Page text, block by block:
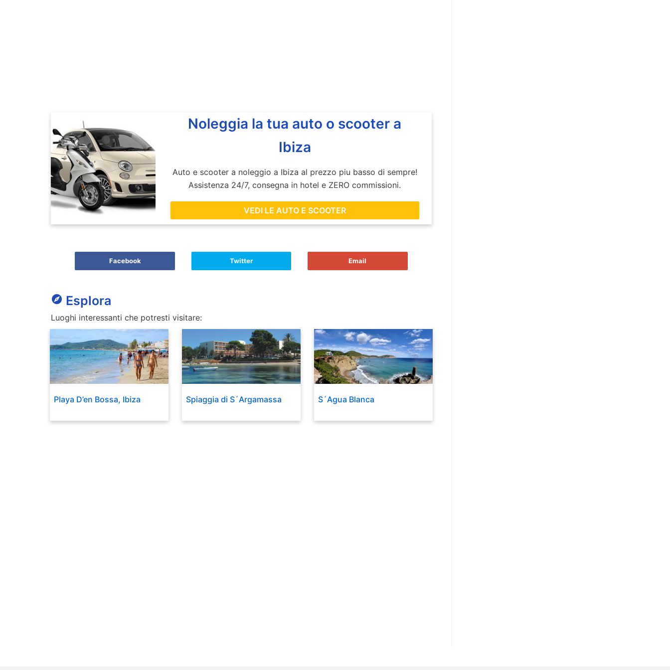
Noleggia la tua auto o scooter a
Ibiza
Auto e scooter a noleggio a Ibiza al prezzo piu basso di sempre!
Assistenza 24/7, consegna in hotel e ZERO commissioni.
VEDI LE AUTO E SCOOTER
Facebook Twitter Email
explore Esplora
Luoghi interessanti che potresti visitare:
Playa D’en Bossa, Ibiza Spiaggia di S´Argamassa S´Agua Blanca